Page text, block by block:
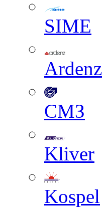
SIME
Ardenz
СМЗ
Kliver
Kospel